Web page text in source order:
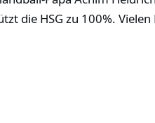
die HSG zu 100%. Vielen